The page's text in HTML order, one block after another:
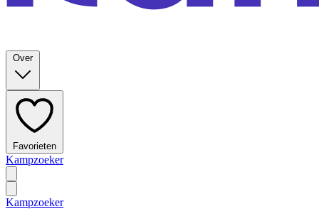
Over
Favorieten
Kampzoeker
Kampzoeker